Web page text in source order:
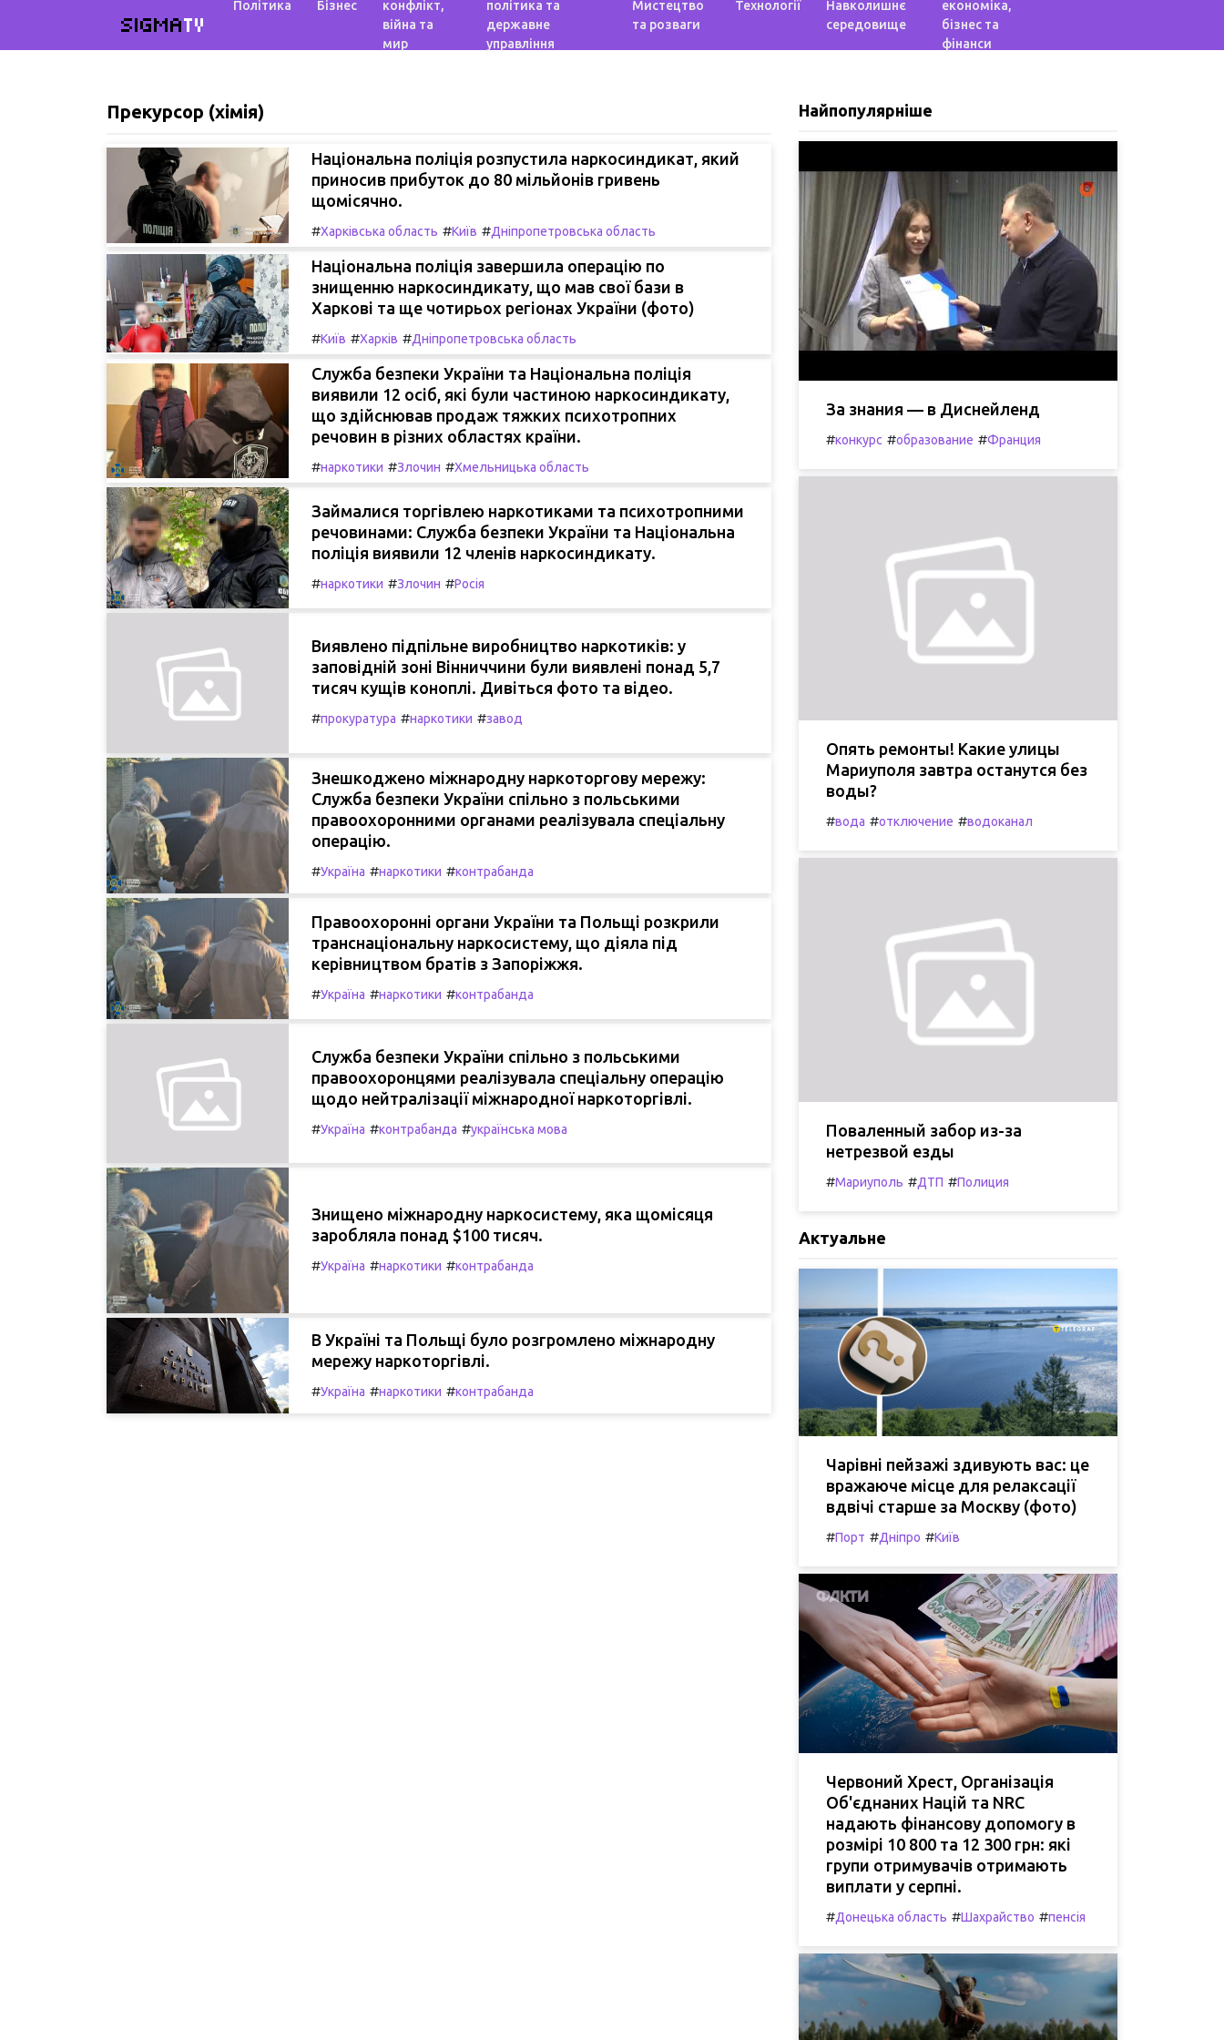
SIGMATV
Політика Бізнес
конфлікт,
війна та
мир
політика та
державне
управління
Мистецтво
та розваги
Технології
Навколишнє
середовище
економіка,
бізнес та
фінанси
Прекурсор (хімія)
Національна поліція розпустила наркосиндикат, який
приносив прибуток до 80 мільйонів гривень
щомісячно.
#Харківська область #Київ #Дніпропетровська область
Національна поліція завершила операцію по
знищенню наркосиндикату, що мав свої бази в
Харкові та ще чотирьох регіонах України (фото)
#Київ #Харків #Дніпропетровська область
Служба безпеки України та Національна поліція
виявили 12 осіб, які були частиною наркосиндикату,
що здійснював продаж тяжких психотропних
речовин в різних областях країни.
#наркотики #Злочин #Хмельницька область
Займалися торгівлею наркотиками та психотропними
речовинами: Служба безпеки України та Національна
поліція виявили 12 членів наркосиндикату.
#наркотики #Злочин #Росія
Виявлено підпільне виробництво наркотиків: у
заповідній зоні Вінниччини були виявлені понад 5,7
тисяч кущів коноплі. Дивіться фото та відео.
#прокуратура #наркотики #завод
Знешкоджено міжнародну наркоторгову мережу:
Служба безпеки України спільно з польськими
правоохоронними органами реалізувала спеціальну
операцію.
#Україна #наркотики #контрабанда
Правоохоронні органи України та Польщі розкрили
транснаціональну наркосистему, що діяла під
керівництвом братів з Запоріжжя.
#Україна #наркотики #контрабанда
Служба безпеки України спільно з польськими
правоохоронцями реалізувала спеціальну операцію
щодо нейтралізації міжнародної наркоторгівлі.
#Україна #контрабанда #українська мова
Знищено міжнародну наркосистему, яка щомісяця
заробляла понад $100 тисяч.
#Україна #наркотики #контрабанда
В Україні та Польщі було розгромлено міжнародну
мережу наркоторгівлі.
#Україна #наркотики #контрабанда
Найпопулярніше
За знания — в Диснейленд
#конкурс #образование #Франция
Опять ремонты! Какие улицы
Мариуполя завтра останутся без
воды?
#вода #отключение #водоканал
Поваленный забор из-за
нетрезвой езды
#Мариуполь #ДТП #Полиция
Актуальне
Чарівні пейзажі здивують вас: це
вражаюче місце для релаксації
вдвічі старше за Москву (фото)
#Порт #Дніпро #Київ
Червоний Хрест, Організація
Об'єднаних Націй та NRC
надають фінансову допомогу в
розмірі 10 800 та 12 300 грн: які
групи отримувачів отримають
виплати у серпні.
#Донецька область #Шахрайство #пенсія